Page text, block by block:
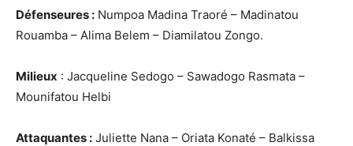
Défenseures : Numpoa Madina Traoré – Madinatou
Rouamba – Alima Belem – Diamilatou Zongo.
Milieux : Jacqueline Sedogo – Sawadogo Rasmata –
Mounifatou Helbi
Attaquantes : Juliette Nana – Oriata Konaté – Balkissa